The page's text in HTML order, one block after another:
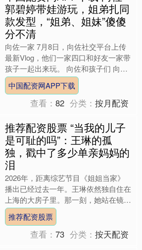
郭碧婷带娃游玩，姐弟扎同
款发型，“姐弟、姐妹”傻傻
分不清
向佐一家 7月8日，向佐社交平台上传
最新Vlog，他们一家四口和好友一家带
孩子一起出来玩。 向佐和孩子们 向佐
的女儿和儿子都是长发，只不过在穿衣
上面有区别，女儿....
中国配资网APP下载
查看：82 分类：按月配资
推荐配资股票 “当我的儿子
是可耻的吗”：王琳的孤
独，戳中了多少单亲妈妈的
泪
2026年，距离综艺节目《姐姐当家》
播出已经过去一年。王琳依然独自住在
上海的大房子里。那一刻，她站在镜头
前，声音有些颤抖，问出了许多母亲听
到都会心酸的话。 “你....
推荐配资股票
查看：73 分类：按天配资